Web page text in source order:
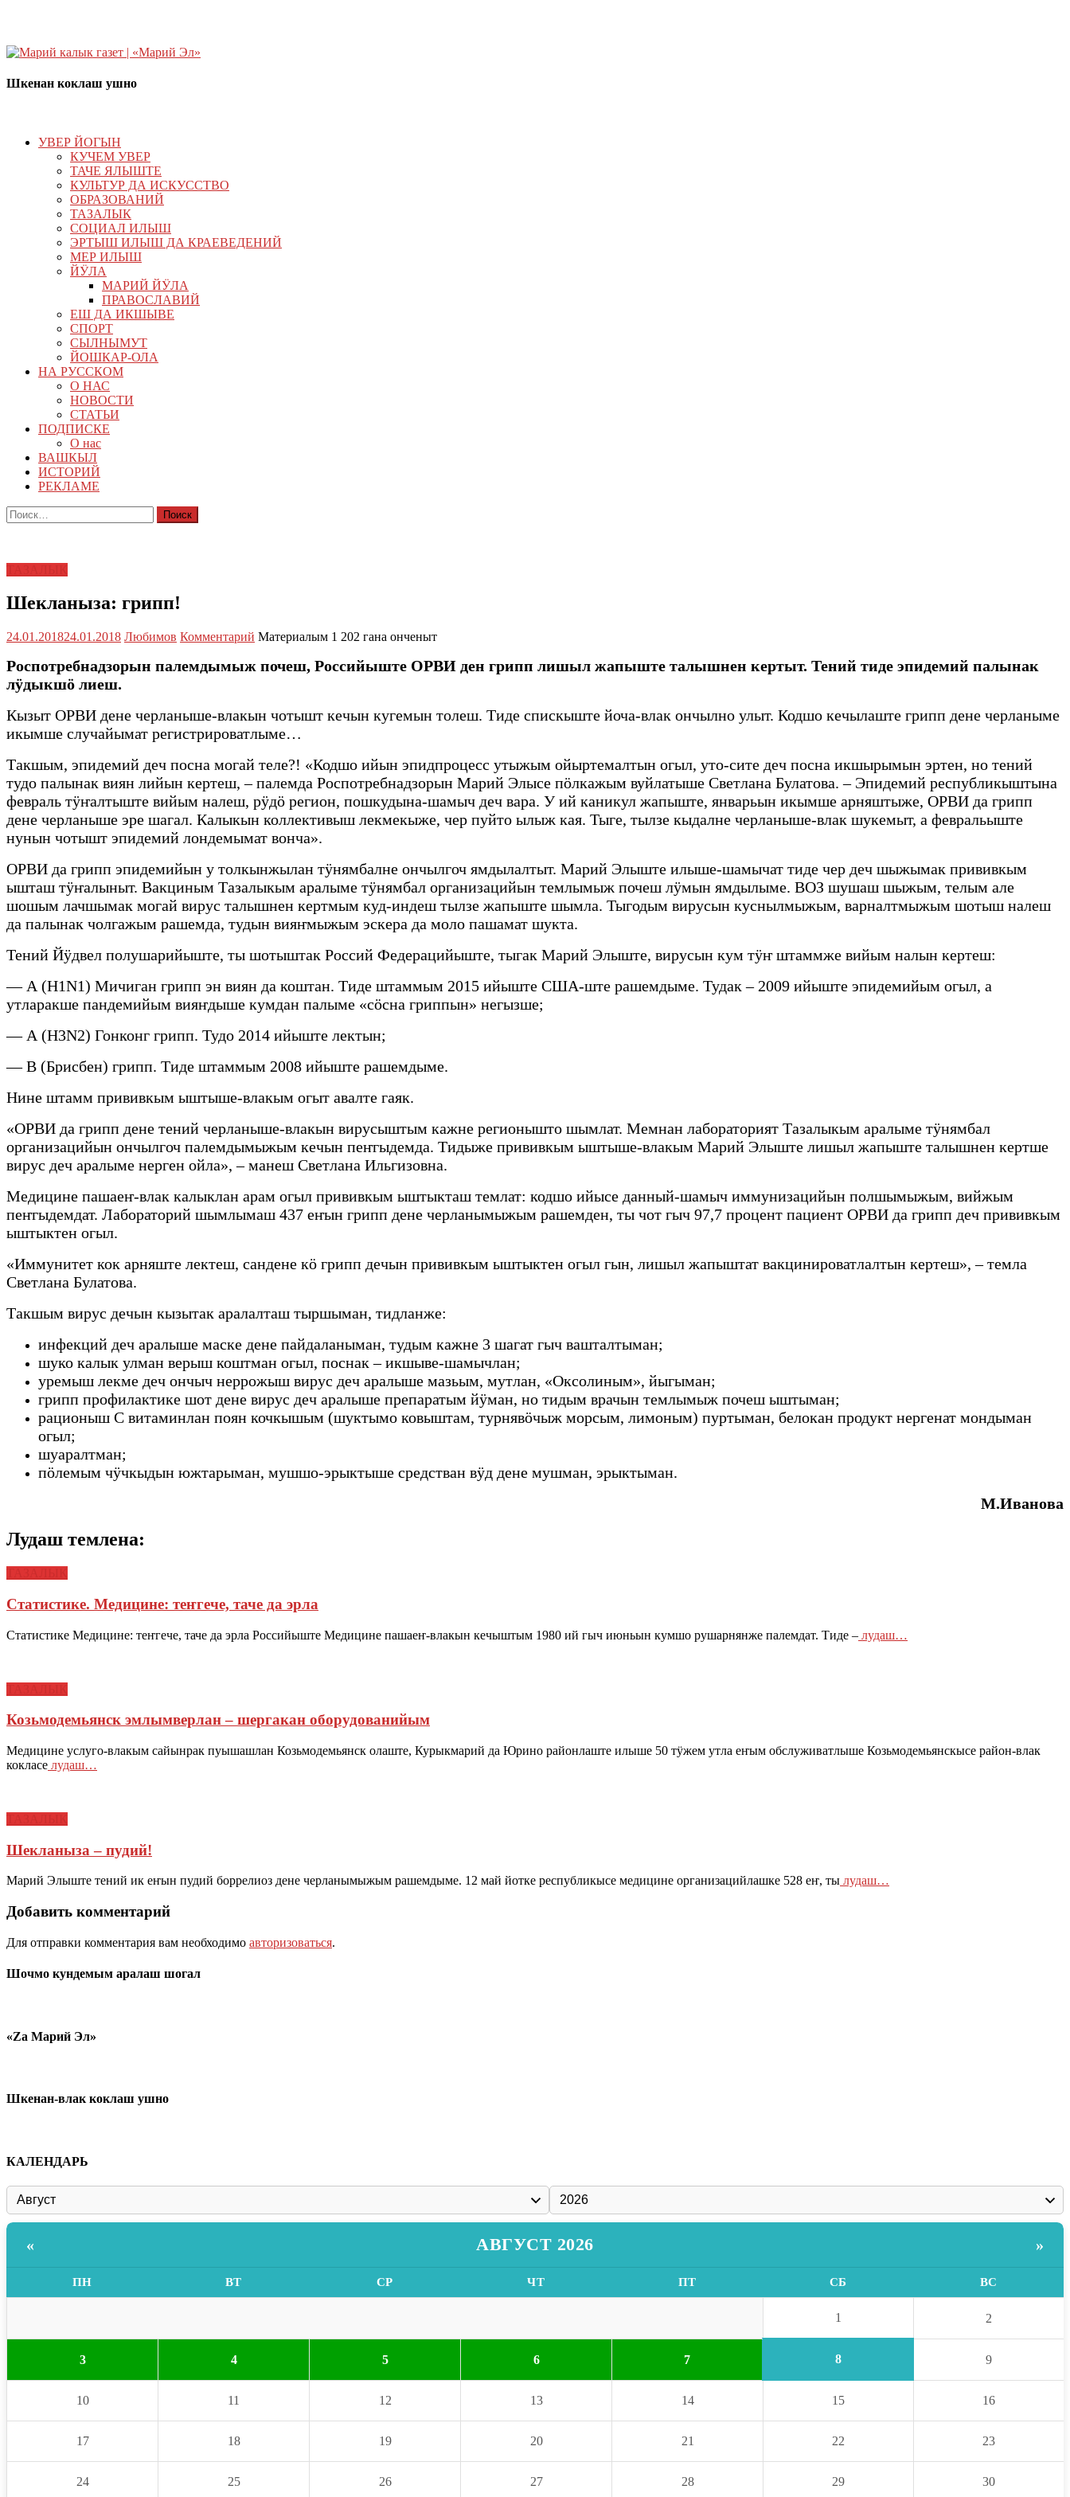
Шкенан коклаш ушно
УВЕР ЙОГЫН
КУЧЕМ УВЕР
ТАЧЕ ЯЛЫШТЕ
КУЛЬТУР ДА ИСКУССТВО
ОБРАЗОВАНИЙ
ТАЗАЛЫК
СОЦИАЛ ИЛЫШ
ЭРТЫШ ИЛЫШ ДА КРАЕВЕДЕНИЙ
МЕР ИЛЫШ
ЙӰЛА
МАРИЙ ЙӰЛА
ПРАВОСЛАВИЙ
ЕШ ДА ИКШЫВЕ
СПОРТ
СЫЛНЫМУТ
ЙОШКАР-ОЛА
НА РУССКОМ
О НАС
НОВОСТИ
СТАТЬИ
ПОДПИСКЕ
О нас
ВАШКЫЛ
ИСТОРИЙ
РЕКЛАМЕ
Найти:
Шекланыза: грипп!
24.01.201824.01.2018 Любимов Комментарий Материалым 1 202 гана онченыт
Роспотребнадзорын палемдымыж почеш, Российыште ОРВИ ден грипп лишыл жапыште талышнен кертыт. Тений тиде эпидемий палынак
лӱдыкшӧ лиеш.
Кызыт ОРВИ дене черланыше-влакын чотышт кечын кугемын толеш. Тиде спискыште йоча-влак ончылно улыт. Кодшо кечылаште грипп дене черланыме
икымше случайымат регистрироватлыме…
Такшым, эпидемий деч посна могай теле?! «Кодшо ийын эпидпроцесс утыжым ойыртемалтын огыл, уто-сите деч посна икшырымын эртен, но тений
тудо палынак виян лийын кертеш, – палемда Роспотребнадзорын Марий Элысе пӧлкажым вуйлатыше Светлана Булатова. – Эпидемий республикыштына
февраль тӱҥалтыште вийым налеш, рӱдӧ регион, пошкудына-шамыч деч вара. У ий каникул жапыште, январьын икымше арняштыже, ОРВИ да грипп
дене черланыше эре шагал. Калыкын коллективыш лекмекыже, чер пуйто ылыж кая. Тыге, тылзе кыдалне черланыше-влак шукемыт, а февральыште
нунын чотышт эпидемий лондемымат вонча».
ОРВИ да грипп эпидемийын у толкынжылан тӱнямбалне ончылгоч ямдылалтыт. Марий Элыште илыше-шамычат тиде чер деч шыжымак прививкым
ышташ тӱҥалыныт. Вакциным Тазалыкым аралыме тӱнямбал организацийын темлымыж почеш лӱмын ямдылыме. ВОЗ шушаш шыжым, телым але
шошым лачшымак могай вирус талышнен кертмым куд-индеш тылзе жапыште шымла. Тыгодым вирусын куснылмыжым, варналтмыжым шотыш налеш
да палынак чолгажым рашемда, тудын вияҥмыжым эскера да моло пашамат шукта.
Тений Йӱдвел полушарийыште, ты шотыштак Россий Федерацийыште, тыгак Марий Элыште, вирусын кум тӱҥ штаммже вийым налын кертеш:
— А (H1N1) Мичиган грипп эн виян да коштан. Тиде штаммым 2015 ийыште США-ште рашемдыме. Тудак – 2009 ийыште эпидемийым огыл, а
утларакше пандемийым вияҥдыше кумдан палыме «сӧсна гриппын» негызше;
— А (H3N2) Гонконг грипп. Тудо 2014 ийыште лектын;
— В (Брисбен) грипп. Тиде штаммым 2008 ийыште рашемдыме.
Нине штамм прививкым ыштыше-влакым огыт авалте гаяк.
«ОРВИ да грипп дене тений черланыше-влакын вирусыштым кажне регионышто шымлат. Мемнан лабораторият Тазалыкым аралыме тӱнямбал
организацийын ончылгоч палемдымыжым кечын пеҥгыдемда. Тидыже прививкым ыштыше-влакым Марий Элыште лишыл жапыште талышнен кертше
вирус деч аралыме нерген ойла», – манеш Светлана Ильгизовна.
Медицине пашаеҥ-влак калыклан арам огыл прививкым ыштыкташ темлат: кодшо ийысе данный-шамыч иммунизацийын полшымыжым, вийжым
пеҥгыдемдат. Лабораторий шымлымаш 437 еҥын грипп дене черланымыжым рашемден, ты чот гыч 97,7 процент пациент ОРВИ да грипп деч прививкым
ыштыктен огыл.
«Иммунитет кок арняште лектеш, сандене кӧ грипп дечын прививкым ыштыктен огыл гын, лишыл жапыштат вакцинироватлалтын кертеш», – темла
Светлана Булатова.
Такшым вирус дечын кызытак аралалташ тыршыман, тидланже:
инфекций деч аралыше маске дене пайдаланыман, тудым кажне 3 шагат гыч вашталтыман;
шуко калык улман верыш коштман огыл, поснак – икшыве-шамычлан;
уремыш лекме деч ончыч неррожыш вирус деч аралыше мазьым, мутлан, «Оксолиным», йыгыман;
грипп профилактике шот дене вирус деч аралыше препаратым йӱман, но тидым врачын темлымыж почеш ыштыман;
рационыш С витаминлан поян кочкышым (шуктымо ковыштам, турнявӧчыж морсым, лимоным) пуртыман, белокан продукт нергенат мондыман
огыл;
шуаралтман;
пӧлемым чӱчкыдын южтарыман, мушшо-эрыктыше средстван вӱд дене мушман, эрыктыман.
М.Иванова
Лудаш темлена:
Статистике. Медицине: теҥгече, таче да эрла
Статистике Медицине: теҥгече, таче да эрла Российыште Медицине пашаеҥ-влакын кечыштым 1980 ий гыч июньын кумшо рушарнянже палемдат. Тиде – лудаш…
Козьмодемьянск эмлымверлан – шергакан оборудованийым
Медицине услуго-влакым сайынрак пуышашлан Козьмодемьянск олаште, Курыкмарий да Юрино районлаште илыше 50 тӱжем утла еҥым обслуживатлыше Козьмодемьянскысе район-влак
кокласе лудаш…
Шекланыза – пудий!
Марий Элыште тений ик еҥын пудий боррелиоз дене черланымыжым рашемдыме. 12 май йотке республикысе медицине организацийлашке 528 еҥ, ты лудаш…
Добавить комментарий
Для отправки комментария вам необходимо авторизоваться.
Шочмо кундемым аралаш шогал
«Zа Марий Эл»
Шкенан-влак коклаш ушно
КАЛЕНДАРЬ
« АВГУСТ 2026 »
ПН ВТ СР ЧТ ПТ СБ ВС
1 2
3 4 5 6 7 8 9
10 11 12 13 14 15 16
17 18 19 20 21 22 23
24 25 26 27 28 29 30